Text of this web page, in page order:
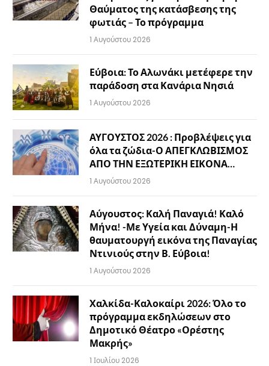
Θαύματος της κατάσβεσης της
φωτιάς – Το πρόγραμμα
1 Αυγούστου 2026
Εύβοια: Το Αλωνάκι μετέφερε την
παράδοση στα Κανάρια Νησιά
1 Αυγούστου 2026
ΑΥΓΟΥΣΤΟΣ 2026 : Προβλέψεις για
όλα τα ζώδια-Ο ΑΠΕΓΚΛΩΒΙΣΜΟΣ
ΑΠΟ ΤΗΝ ΕΞΩΤΕΡΙΚΗ ΕΙΚΟΝΑ…
1 Αυγούστου 2026
Αύγουστος: Καλή Παναγιά! Καλό
Μήνα! -Με Υγεία και Δύναμη-Η
θαυματουργή εικόνα της Παναγίας
Ντινιούς στην Β. Εύβοια!
1 Αυγούστου 2026
Χαλκίδα-Καλοκαίρι 2026: Όλο το
πρόγραμμα εκδηλώσεων στο
Δημοτικό Θέατρο «Ορέστης
Μακρής»
1 Ιουλίου 2026